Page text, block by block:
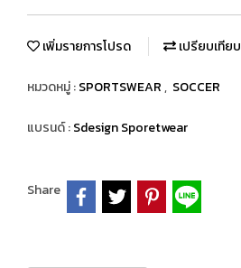
เพิ่มรายการโปรด เปรียบเทียบ
หมวดหมู่ :SPORTSWEAR, SOCCER
แบรนด์ :Sdesign Sporetwear
Share